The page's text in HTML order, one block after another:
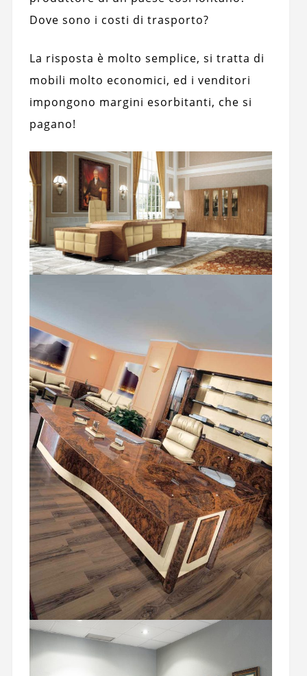
Dove sono i costi di trasporto?
La risposta è molto semplice, si tratta di
mobili molto economici, ed i venditori
impongono margini esorbitanti, che si
pagano!